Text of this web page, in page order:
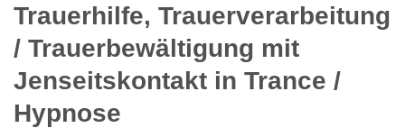
Trauerhilfe, Trauerverarbeitung
/ Trauerbewältigung mit
Jenseitskontakt in Trance /
Hypnose